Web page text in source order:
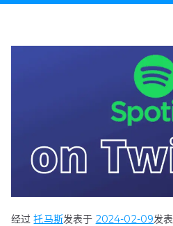
经过托马斯发表于 2024-02-09发